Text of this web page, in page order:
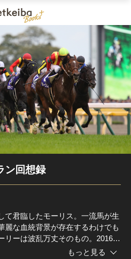
ン回想録
て君臨したモーリス。一流馬が生
麗な血統背景が存在するわけでも
リーは波乱万丈そのもの。2016年
ったラストランを回想録として描
もっと見る